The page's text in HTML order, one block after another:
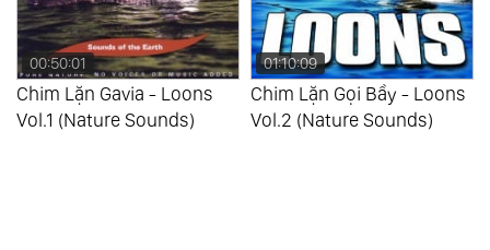
01:10:09
Chim Lặn Gọi Bầy - Loons
Vol.2 (Nature Sounds)
00:49:33
Tiếng Chim Buổi Sáng -
Morning Birds (David Sun)